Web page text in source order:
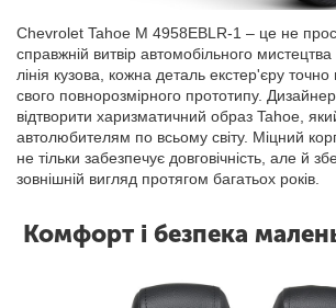
Chevrolet Tahoe M 4958EBLR-1 – це не
справжній витвір автомобільного
лінія кузова, кожна деталь екстер'єру
свого повнорозмірного прототипу.
відтворити харизматичний образ Tahoe,
автолюбителям по всьому світу. Міцний
не тільки забезпечує довговічність, але й
зовнішній вигляд протягом багатьох років.
Комфорт і безпека